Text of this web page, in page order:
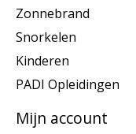
Zonnebrand
Snorkelen
Kinderen
PADI Opleidingen
Mijn account